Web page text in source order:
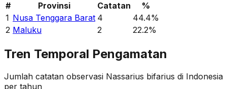
# Provinsi Catatan
%
1 Nusa Tenggara Barat 4 44.4%
2 Maluku 2 22.2%
Tren Temporal Pengamatan
Jumlah catatan observasi Nassarius bifarius di Indonesia
per tahun